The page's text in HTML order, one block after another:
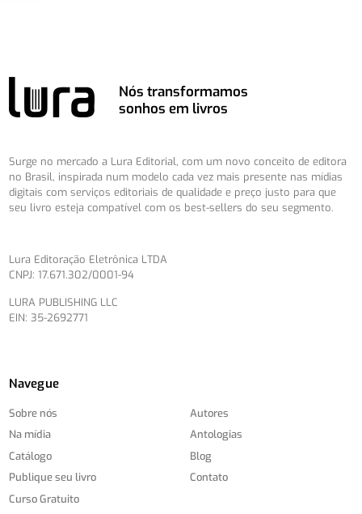
Nós transformamos
sonhos em livros
Surge no mercado a Lura Editorial, com um novo conceito de editora
no Brasil, inspirada num modelo cada vez mais presente nas mídias
digitais com serviços editoriais de qualidade e preço justo para que
seu livro esteja compatível com os best-sellers do seu segmento.
Lura Editoração Eletrônica LTDA
CNPJ: 17.671.302/0001-94
LURA PUBLISHING LLC
EIN: 35-2692771
Navegue
Sobre nós
Na mídia
Catálogo
Publique seu livro
Curso Gratuito
Autores
Antologias
Blog
Contato